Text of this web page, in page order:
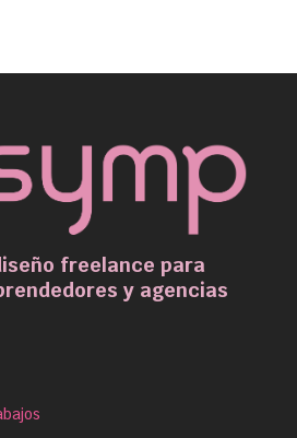
freelance para
y agencias